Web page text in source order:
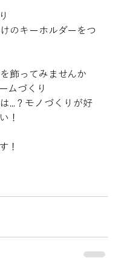
のキーホルダーをつ
飾ってみませんか
ムづくり
...？モノづくりが好
！
！